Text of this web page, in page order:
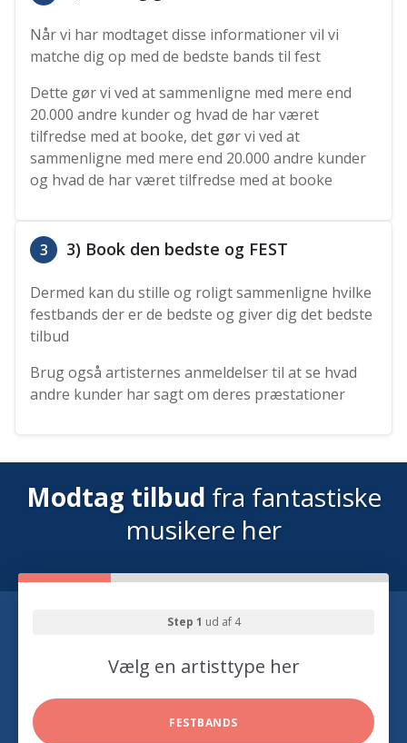
Når vi har modtaget disse informationer vil vi
matche dig op med de bedste bands til fest
Dette gør vi ved at sammenligne med mere end
20.000 andre kunder og hvad de har været
tilfredse med at booke, det gør vi ved at
sammenligne med mere end 20.000 andre kunder
og hvad de har været tilfredse med at booke
3 3) Book den bedste og FEST
Dermed kan du stille og roligt sammenligne hvilke
festbands der er de bedste og giver dig det bedste
tilbud
Brug også artisternes anmeldelser til at se hvad
andre kunder har sagt om deres præstationer
Modtag tilbud fra fantastiske
musikere her
Step 1 ud af 4
Vælg en artisttype her
FESTBANDS